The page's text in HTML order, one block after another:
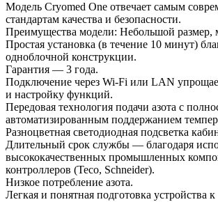
Модель Cryomed One отвечает самым
стандартам качества и безопасности.
Преимущества модели: Небольшой размер,
Простая установка (в течение 10 минут)
одноблочной конструкции.
Гарантия — 3 года.
Подключение через Wi-Fi или LAN
и настройку функций.
Передовая технология подачи азота с
автоматизированным поддержанием
Разноцветная светодиодная подсветка
Длительный срок службы — благодаря
высококачественных промышленных
контроллеров (Teco, Schneider).
Низкое потребление азота.
Легкая и понятная подготовка устройства